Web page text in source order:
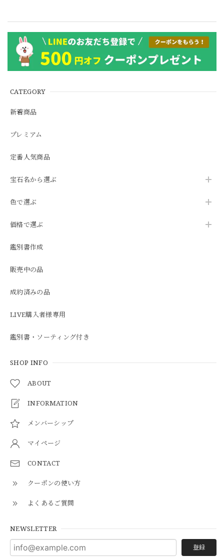
CATEGORY
新着商品
プレミアム
定番人気商品
宝石名から選ぶ
色で選ぶ
価格で選ぶ
鑑別書作成
販売中の品
成約済みの品
LIVE購入者様専用
鑑別書・ソーティング付き
SHOP INFO
ABOUT
INFORMATION
メンバーシップ
マイページ
CONTACT
クーポンの使い方
よくあるご質問
NEWSLETTER
登録